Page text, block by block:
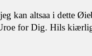
kan altsaa i dette
for Dig. Hils